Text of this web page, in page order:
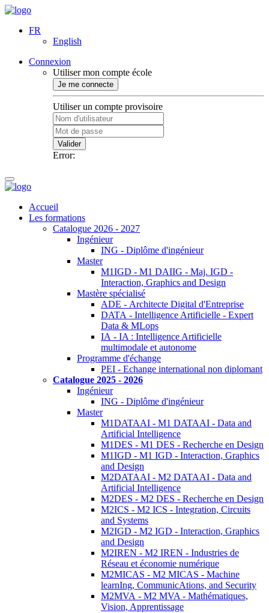
FR
English
Connexion
Utiliser mon compte école
Je me connecte
Utiliser un compte provisoire
Valider
Error:
Accueil
Les formations
Catalogue 2026 - 2027
Ingénieur
ING - Diplôme d'ingénieur
Master
M1IGD - M1 DAIIG - Maj. IGD -
Interaction, Graphics and Design
Mastère spécialisé
ADE - Architecte Digital d'Entreprise
DATA - Intelligence Artificielle - Expert
Data & MLops
IA - IA : Intelligence Artificielle
multimodale et autonome
Programme d'échange
PEI - Echange international non diplomant
Catalogue 2025 - 2026
Ingénieur
ING - Diplôme d'ingénieur
Master
M1DATAAI - M1 DATAAI - Data and
Artificial Intelligence
M1DES - M1 DES - Recherche en Design
M1IGD - M1 IGD - Interaction, Graphics
and Design
M2DATAAI - M2 DATAAI - Data and
Artificial Intelligence
M2DES - M2 DES - Recherche en Design
M2ICS - M2 ICS - Integration, Circuits
and Systems
M2IGD - M2 IGD - Interaction, Graphics
and Design
M2IREN - M2 IREN - Industries de
Réseau et économie numérique
M2MICAS - M2 MICAS - Machine
learnIng, CommunicAtions, and Security
M2MVA - M2 MVA - Mathématiques,
Vision, Apprentissage